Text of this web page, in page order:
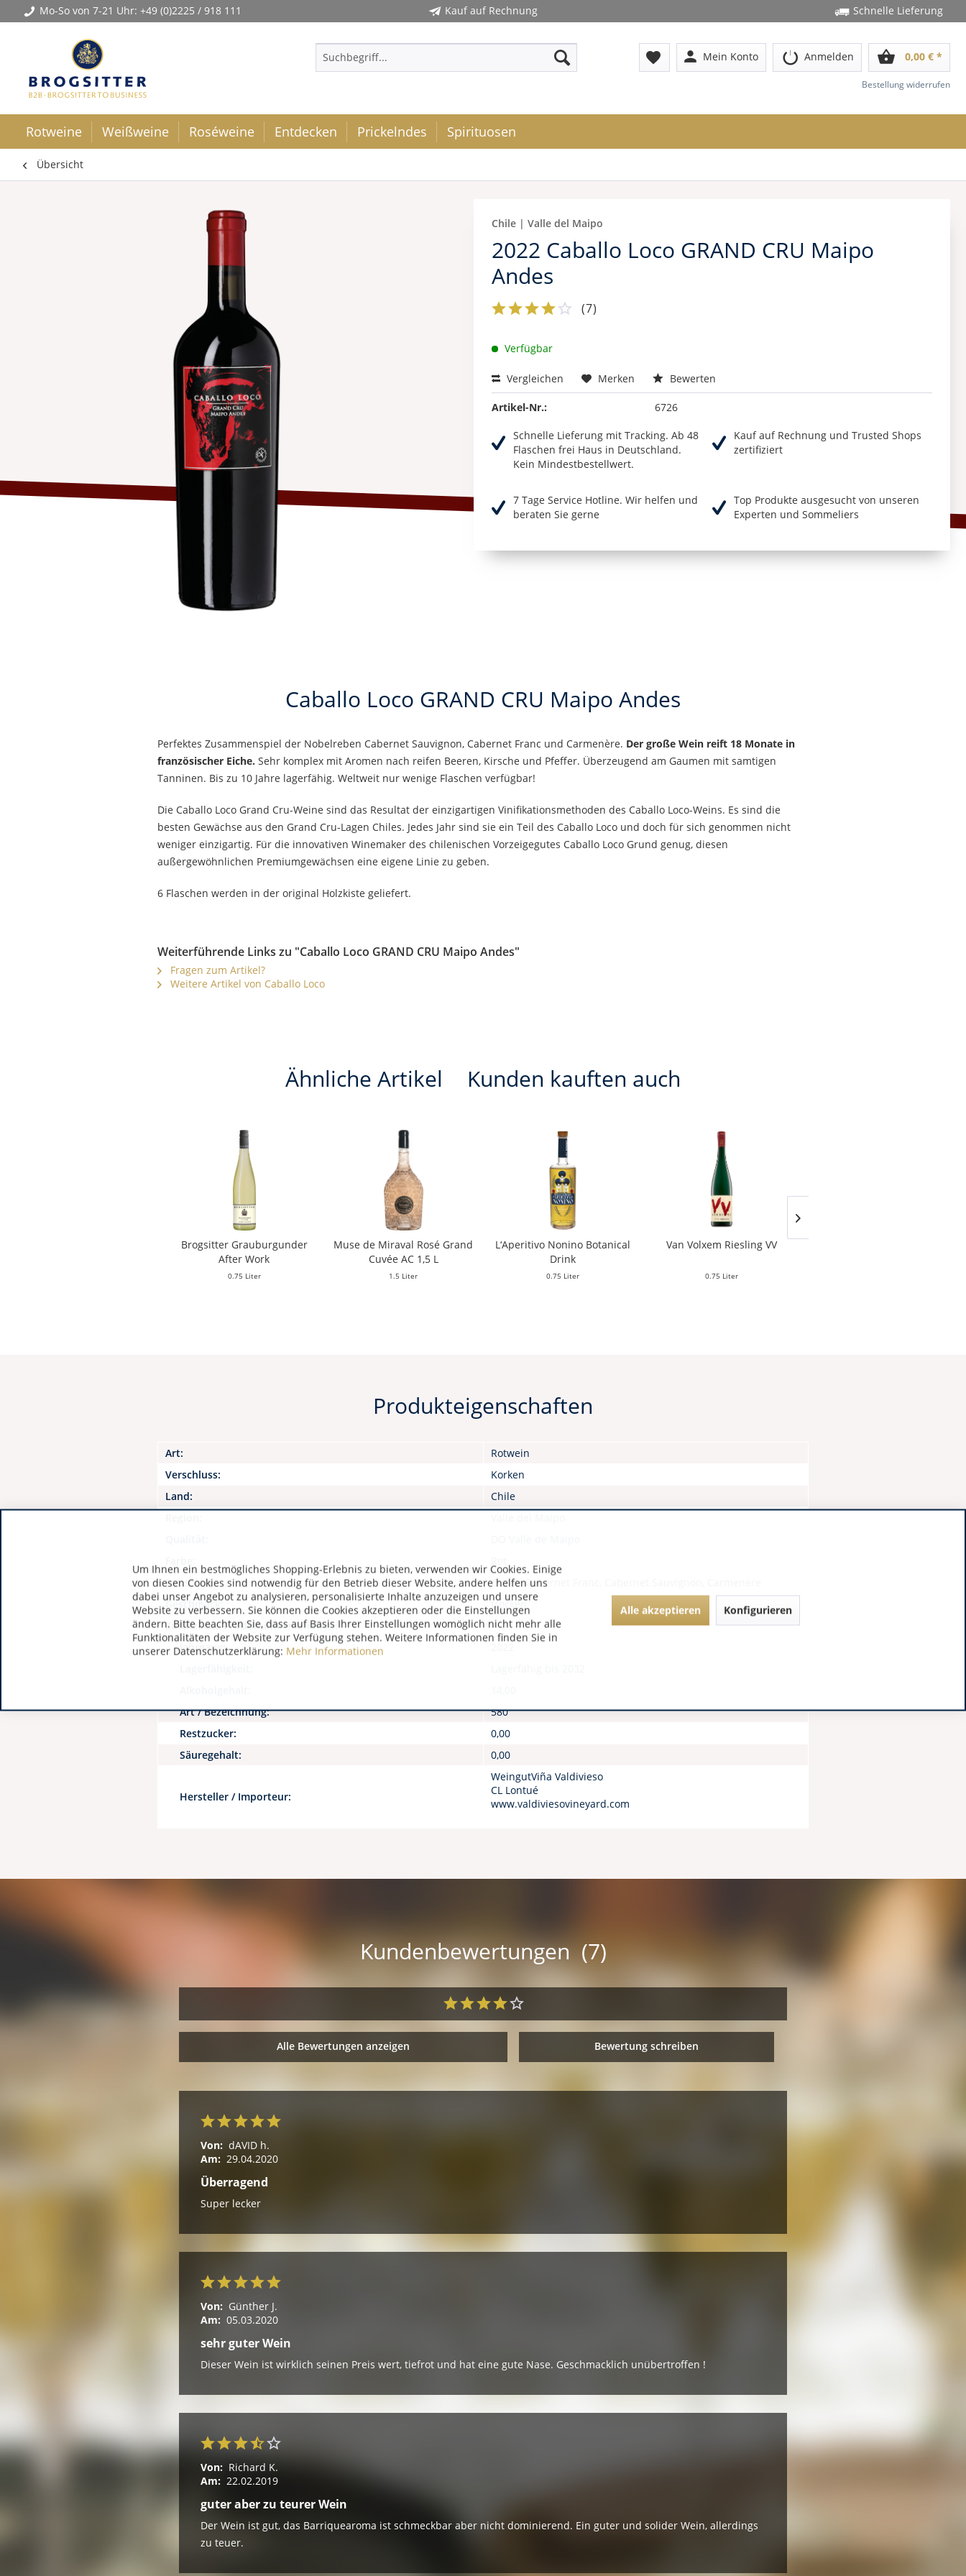
Mo-So von 7-21 Uhr: +49 (0)2225 / 918 111 Kauf auf Rechnung Schnelle Lieferung
favorite person Mein Konto Anmelden shopping_basket 0,00 € *
Bestellung widerrufen
Rotweine Weißweine Roséweine Entdecken Prickelndes Spirituosen
Übersicht
Chile | Valle del Maipo
2022 Caballo Loco GRAND CRU Maipo
Andes
(7)
Verfügbar
Vergleichen Merken Bewerten
Artikel-Nr.: 6726
Schnelle Lieferung mit Tracking. Ab 48
Flaschen frei Haus in Deutschland.
Kein Mindestbestellwert.
Kauf auf Rechnung und Trusted Shops
zertifiziert
7 Tage Service Hotline. Wir helfen und
beraten Sie gerne
Top Produkte ausgesucht von unseren
Experten und Sommeliers
Caballo Loco GRAND CRU Maipo Andes
Perfektes Zusammenspiel der Nobelreben Cabernet Sauvignon, Cabernet Franc und Carmenère. Der große Wein reift 18 Monate in
französischer Eiche. Sehr komplex mit Aromen nach reifen Beeren, Kirsche und Pfeffer. Überzeugend am Gaumen mit samtigen
Tanninen. Bis zu 10 Jahre lagerfähig. Weltweit nur wenige Flaschen verfügbar!
Die Caballo Loco Grand Cru-Weine sind das Resultat der einzigartigen Vinifikationsmethoden des Caballo Loco-Weins. Es sind die
besten Gewächse aus den Grand Cru-Lagen Chiles. Jedes Jahr sind sie ein Teil des Caballo Loco und doch für sich genommen nicht
weniger einzigartig. Für die innovativen Winemaker des chilenischen Vorzeigegutes Caballo Loco Grund genug, diesen
außergewöhnlichen Premiumgewächsen eine eigene Linie zu geben.
6 Flaschen werden in der original Holzkiste geliefert.
Weiterführende Links zu "Caballo Loco GRAND CRU Maipo Andes"
Fragen zum Artikel?
Weitere Artikel von Caballo Loco
Ähnliche Artikel Kunden kauften auch
Brogsitter Grauburgunder
After Work
0.75 Liter
Muse de Miraval Rosé Grand
Cuvée AC 1,5 L
1.5 Liter
L‘Aperitivo Nonino Botanical
Drink
0.75 Liter
Van Volxem Riesling VV
0.75 Liter
Produkteigenschaften
Art:
Rotwein
Verschluss:
Korken
Land:
Chile
Rebsorte:
Cuvée, Cabernet Franc, Cabernet Sauvignon, Carmenère
Geschmack:
trocken
Zusätzliche Produktinformationen:
Jahrgang:
Art / Bezeichnung:
580
Restzucker:
0,00
Säuregehalt:
0,00
Hersteller / Importeur:
WeingutViña Valdivieso
CL Lontué
www.valdiviesovineyard.com
Kundenbewertungen (7)
Alle Bewertungen anzeigen Bewertung schreiben
Von: dAVID h.
Am: 29.04.2020
Überragend
Super lecker
Von: Günther J.
Am: 05.03.2020
sehr guter Wein
Dieser Wein ist wirklich seinen Preis wert, tiefrot und hat eine gute Nase. Geschmacklich unübertroffen !
Von: Richard K.
Am: 22.02.2019
guter aber zu teurer Wein
Der Wein ist gut, das Barriquearoma ist schmeckbar aber nicht dominierend. Ein guter und solider Wein, allerdings
zu teuer.
Um Ihnen ein bestmögliches Shopping-Erlebnis zu bieten, verwenden wir Cookies. Einige
von diesen Cookies sind notwendig für den Betrieb dieser Website, andere helfen uns
dabei unser Angebot zu analysieren, personalisierte Inhalte anzuzeigen und unsere
Website zu verbessern. Sie können die Cookies akzeptieren oder die Einstellungen
ändern. Bitte beachten Sie, dass auf Basis Ihrer Einstellungen womöglich nicht mehr alle
Funktionalitäten der Website zur Verfügung stehen. Weitere Informationen finden Sie in
unserer Datenschutzerklärung: Mehr Informationen
Alle akzeptieren Konfigurieren